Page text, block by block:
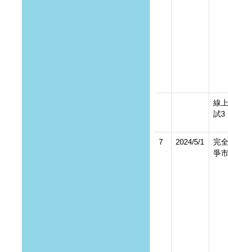
線
試3
7 2024/5/1
完
爭